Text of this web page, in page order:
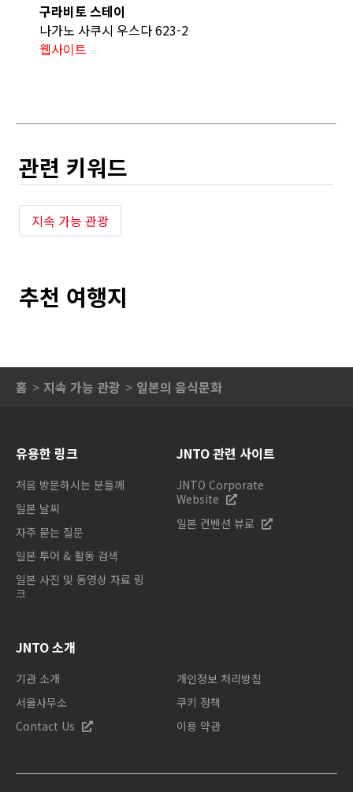
구라비토 스테이
나가노 사쿠시 우스다 623-2
웹사이트
관련 키워드
지속 가능 관광
추천 여행지
홈 지속 가능 관광 일본의 음식문화
유용한 링크
처음 방문하시는 분들께
일본 날씨
자주 묻는 질문
일본 투어 & 활동 검색
일본 사진 및 동영상 자료 링
크
JNTO 관련 사이트
JNTO Corporate
Website
일본 컨벤션 뷰로
JNTO 소개
기관 소개
서울사무소
Contact Us
개인정보 처리방침
쿠키 정책
이용 약관